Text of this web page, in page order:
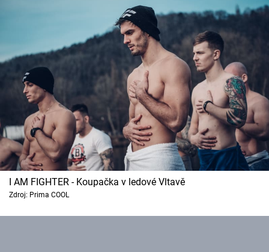
I AM FIGHTER - Koupačka v ledové Vltavě
Zdroj: Prima COOL